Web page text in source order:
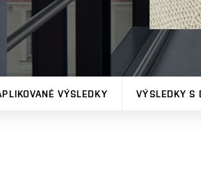
VÝSLEDKY VÝSLEDKY S